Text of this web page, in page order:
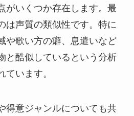
がいくつか存在します。最
は声質の類似性です。特に
や歌い方の癖、息遣いなど
と酷似しているという分析
ています。
得意ジャンルについても共